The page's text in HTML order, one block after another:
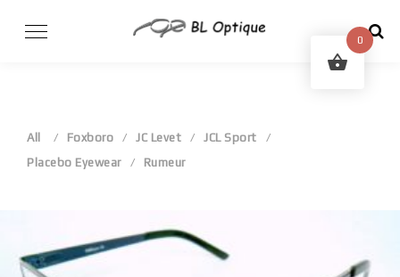
All Foxboro JC Levet
JCL Sport
Placebo Eyewear
Rumeur
0